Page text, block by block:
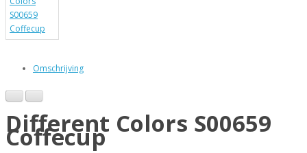
Omschrijving
Different Colors S00659
Coffecup